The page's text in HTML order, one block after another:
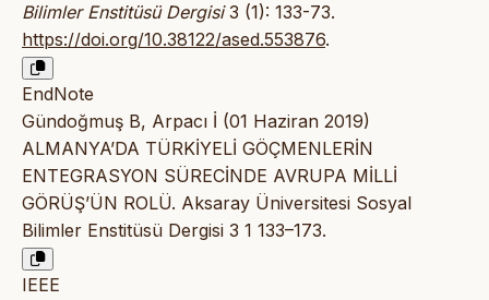
Bilimler Enstitüsü Dergisi3 (1): 133-73.
https://doi.org/10.38122/ased.553876.
EndNote
Gündoğmuş B, Arpacı İ (01 Haziran 2019)
ALMANYA’DA TÜRKİYELİ GÖÇMENLERİN
ENTEGRASYON SÜRECİNDE AVRUPA MİLLİ
GÖRÜŞ’ÜN ROLÜ. Aksaray Üniversitesi Sosyal
Bilimler Enstitüsü Dergisi 3 1 133–173.
IEEE